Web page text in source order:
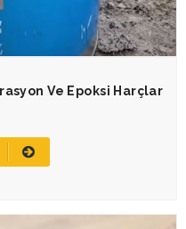
Ve Epoksi Harçlar